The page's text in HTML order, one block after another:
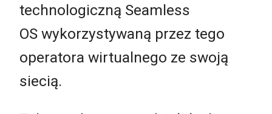
technologiczną Seamless
OS wykorzystywaną przez tego
operatora wirtualnego ze swoją
siecią.